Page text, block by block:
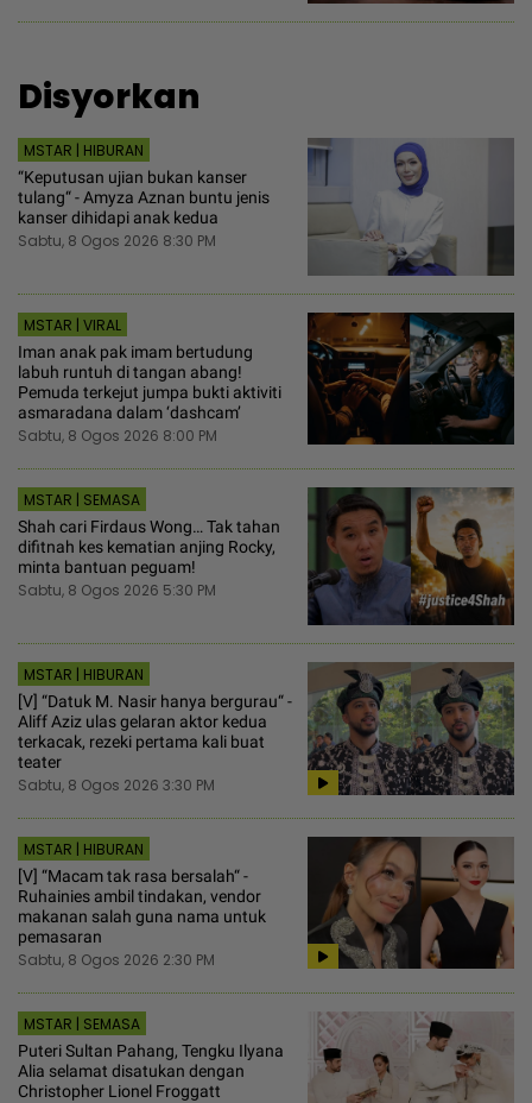
Disyorkan
MSTAR | HIBURAN
“Keputusan ujian bukan kanser
tulang“ - Amyza Aznan buntu jenis
kanser dihidapi anak kedua
Sabtu, 8 Ogos 2026 8:30 PM
MSTAR | VIRAL
Iman anak pak imam bertudung
labuh runtuh di tangan abang!
Pemuda terkejut jumpa bukti aktiviti
asmaradana dalam ‘dashcam’
Sabtu, 8 Ogos 2026 8:00 PM
MSTAR | SEMASA
Shah cari Firdaus Wong… Tak tahan
difitnah kes kematian anjing Rocky,
minta bantuan peguam!
Sabtu, 8 Ogos 2026 5:30 PM
MSTAR | HIBURAN
[V] “Datuk M. Nasir hanya bergurau“ -
Aliff Aziz ulas gelaran aktor kedua
terkacak, rezeki pertama kali buat
teater
Sabtu, 8 Ogos 2026 3:30 PM
MSTAR | HIBURAN
[V] “Macam tak rasa bersalah“ -
Ruhainies ambil tindakan, vendor
makanan salah guna nama untuk
pemasaran
Sabtu, 8 Ogos 2026 2:30 PM
MSTAR | SEMASA
Puteri Sultan Pahang, Tengku Ilyana
Alia selamat disatukan dengan
Christopher Lionel Froggatt